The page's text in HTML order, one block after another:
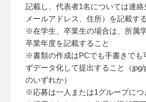
記載し、代表者1名については連絡
メールアドレス、住所）を記載す
※在学生、卒業生の場合は、所属
卒業年度を記載すること
※書類の作成はPCでも手書きでも
ずデータ化して提出すること（
のいずれか）
※応募は一人または1グループにつ